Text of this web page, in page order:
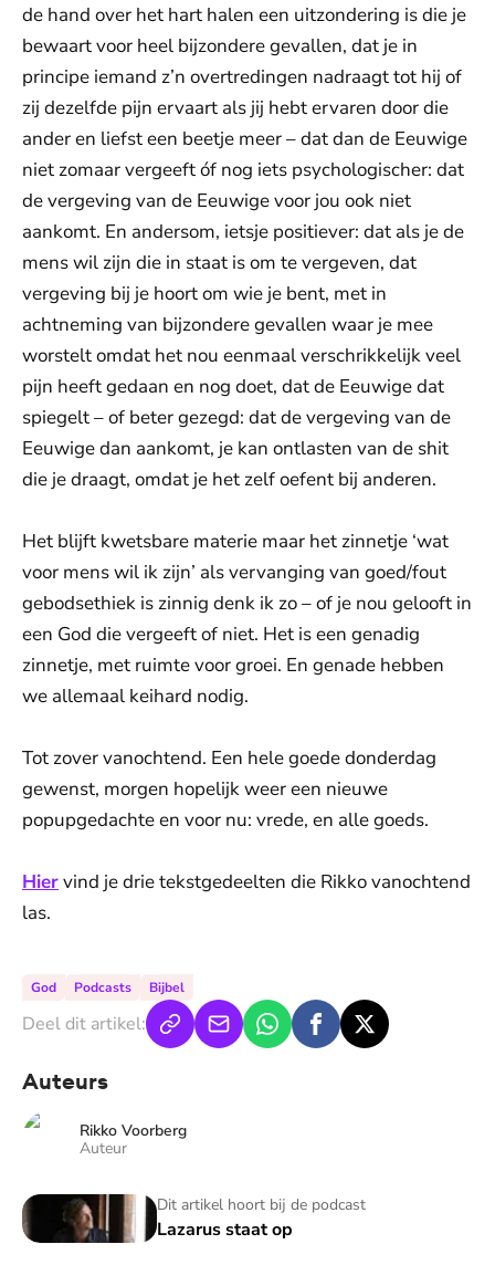
de hand over het hart halen een uitzondering is die je
bewaart voor heel bijzondere gevallen, dat je in
principe iemand z’n overtredingen nadraagt tot hij of
zij dezelfde pijn ervaart als jij hebt ervaren door die
ander en liefst een beetje meer – dat dan de Eeuwige
niet zomaar vergeeft óf nog iets psychologischer: dat
de vergeving van de Eeuwige voor jou ook niet
aankomt. En andersom, ietsje positiever: dat als je de
mens wil zijn die in staat is om te vergeven, dat
vergeving bij je hoort om wie je bent, met in
achtneming van bijzondere gevallen waar je mee
worstelt omdat het nou eenmaal verschrikkelijk veel
pijn heeft gedaan en nog doet, dat de Eeuwige dat
spiegelt – of beter gezegd: dat de vergeving van de
Eeuwige dan aankomt, je kan ontlasten van de shit
die je draagt, omdat je het zelf oefent bij anderen.
Het blijft kwetsbare materie maar het zinnetje ‘wat
voor mens wil ik zijn’ als vervanging van goed/fout
gebodsethiek is zinnig denk ik zo – of je nou gelooft in
een God die vergeeft of niet. Het is een genadig
zinnetje, met ruimte voor groei. En genade hebben
we allemaal keihard nodig.
Tot zover vanochtend. Een hele goede donderdag
gewenst, morgen hopelijk weer een nieuwe
popupgedachte en voor nu: vrede, en alle goeds.
Hiervind je drie tekstgedeelten die Rikko vanochtend
las.
God Podcasts Bijbel
Deel dit artikel:
Auteurs
Rikko Voorberg
Auteur
Dit artikel hoort bij de podcast
Lazarus staat op
Lazarus staat op